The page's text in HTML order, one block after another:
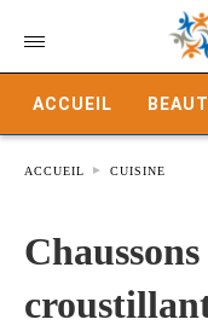
ACCUEIL
ACCUEIL CUISINE